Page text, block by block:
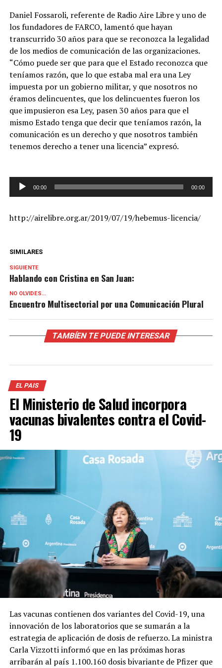
Daniel Fossaroli, referente de Radio Aire Libre y uno de
los fundadores de FARCO, lamentó que hayan
transcurrido 30 años para que se reconozca la legalidad
de los medios de comunicación de las organizaciones.
“Cómo puede ser que para que el Estado reconozca que
teníamos razón, que lo que estaba mal era una Ley
impuesta por un gobierno militar, y que nosotros no
éramos delincuentes, que los delincuentes fueron los
que impusieron esa Ley, pasen 30 años para que el
mismo Estado tenga que decir que teníamos razón, la
comunicación es un derecho y que nosotros también
tenemos derecho a tener una licencia” expresó.
Reproductor
audio
00:00 00:00
http://airelibre.org.ar/2019/07/19/hebemus-licencia/
SIMILARES
SIGUIENTE
Hablando con Cristina en San Juan:
NO OLVIDES...
Encuentro Multisectorial por una Comunicación Plural
TAMBÍEN TE PUEDE INTERESAR
EL PAIS
El Ministerio de Salud incorpora
vacunas bivalentes contra el Covid-
19
Las vacunas contienen dos variantes del Covid-19, una
innovación de los laboratorios que se sumarán a la
estrategia de aplicación de dosis de refuerzo. La ministra
Carla Vizzotti informó que en las próximas horas
arribarán al país 1.100.160 dosis bivariante de Pfizer que